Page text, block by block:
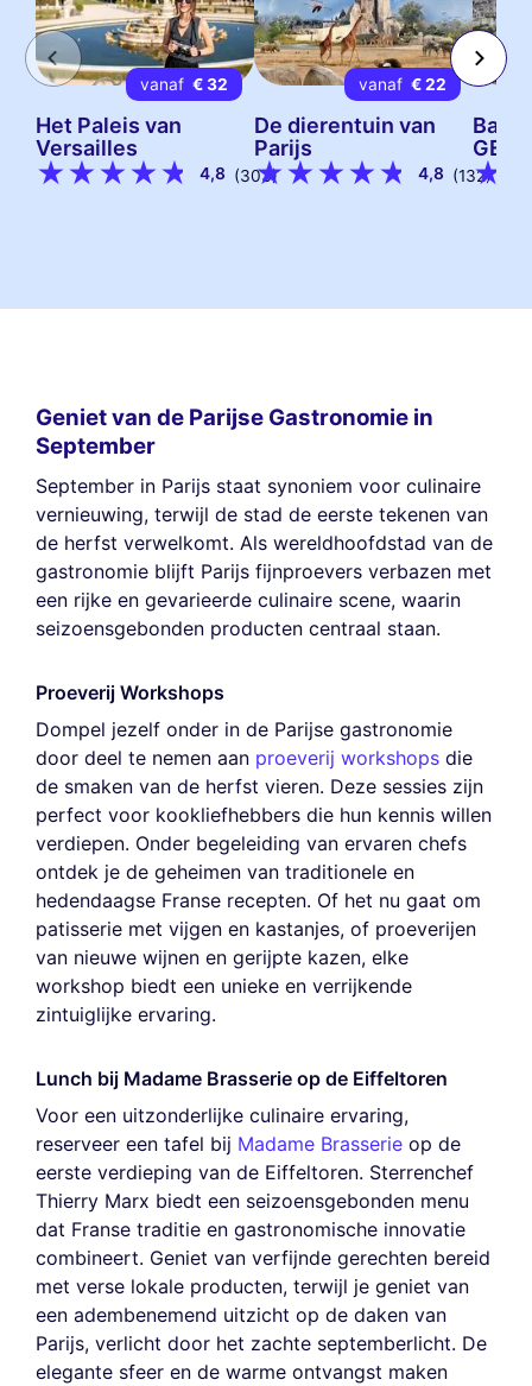
vanaf € 32
Het Paleis van
Versailles
4,8 (303)
vanaf € 22
De dierentuin van
Parijs
4,8 (132)
Geniet van de Parijse Gastronomie in
September
September in Parijs staat synoniem voor culinaire
vernieuwing, terwijl de stad de eerste tekenen van
de herfst verwelkomt. Als wereldhoofdstad van de
gastronomie blijft Parijs fijnproevers verbazen met
een rijke en gevarieerde culinaire scene, waarin
seizoensgebonden producten centraal staan.
Proeverij Workshops
Dompel jezelf onder in de Parijse gastronomie
door deel te nemen aan proeverij workshops die
de smaken van de herfst vieren. Deze sessies zijn
perfect voor kookliefhebbers die hun kennis willen
verdiepen. Onder begeleiding van ervaren chefs
ontdek je de geheimen van traditionele en
hedendaagse Franse recepten. Of het nu gaat om
patisserie met vijgen en kastanjes, of proeverijen
van nieuwe wijnen en gerijpte kazen, elke
workshop biedt een unieke en verrijkende
zintuiglijke ervaring.
Lunch bij Madame Brasserie op de Eiffeltoren
Voor een uitzonderlijke culinaire ervaring,
reserveer een tafel bij Madame Brasserie op de
eerste verdieping van de Eiffeltoren. Sterrenchef
Thierry Marx biedt een seizoensgebonden menu
dat Franse traditie en gastronomische innovatie
combineert. Geniet van verfijnde gerechten bereid
met verse lokale producten, terwijl je geniet van
een adembenemend uitzicht op de daken van
Parijs, verlicht door het zachte septemberlicht. De
elegante sfeer en de warme ontvangst maken